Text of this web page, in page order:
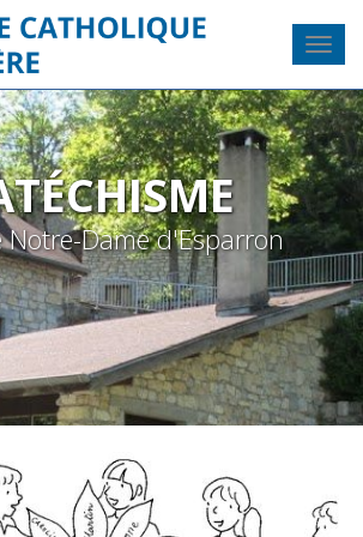
Notre-Dame d'Esparron